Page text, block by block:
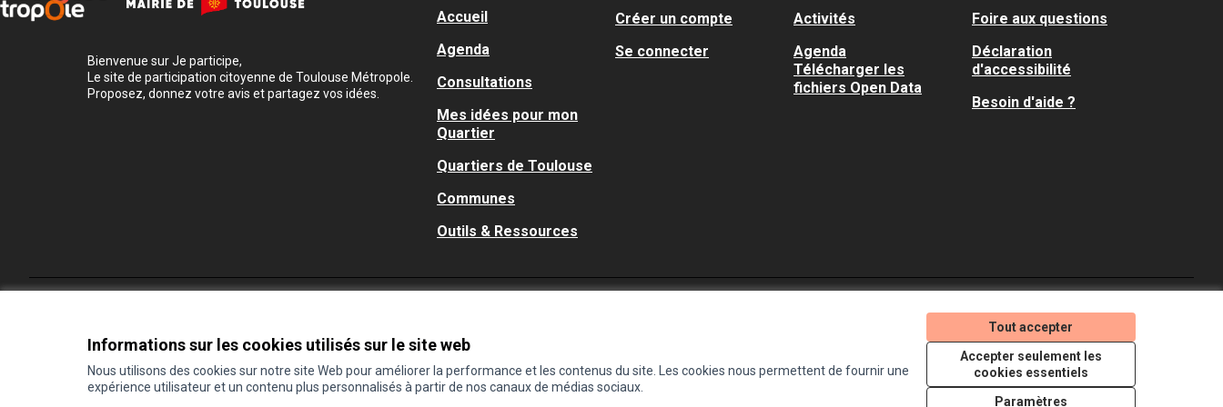
Informations sur les cookies utilisés sur le site web
Nous utilisons des cookies sur notre site Web pour améliorer la performance et les contenus du site. Les cookies nous permettent de fournir une
expérience utilisateur et un contenu plus personnalisés à partir de nos canaux de médias sociaux.
Tout accepter
Accepter seulement les
cookies essentiels
Paramètres
Bienvenue sur Je participe,
Le site de participation citoyenne de Toulouse Métropole.
Proposez, donnez votre avis et partagez vos idées.
Accueil
Agenda
Consultations
Mes idées pour mon
Quartier
Quartiers de Toulouse
Communes
Outils & Ressources
Créer un compte
Se connecter
Activités
Agenda
Télécharger les
fichiers Open Data
Foire aux questions
Déclaration
d'accessibilité
Besoin d'aide ?
(Lien externe)
(Lien externe)
(Lien externe)
Licence Creative
(Lien externe)